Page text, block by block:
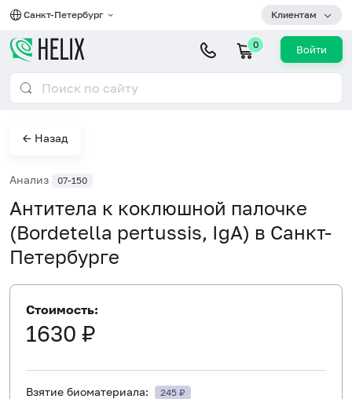
Санкт-Петербург Клиентам
0 Войти
← Назад
Анализ 07-150
Антитела к коклюшной палочке
(Bordetella pertussis, IgA) в Санкт-
Петербурге
Стоимость:
1630 ₽
Взятие биоматериала: 245 ₽